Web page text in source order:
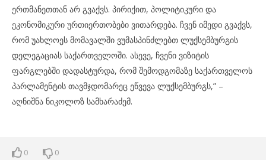
ერთმანეთთან არ გვაქვს. პირიქით, პოლიტიკური და
ეკონომიკური ურთიერთობები ვითარდება. ჩვენ იმედი გვაქვს,
რომ უახლოეს მომავალში ვუმასპინძლებთ ლუქსემბურგის
დელეგაციას საქართველოში. ასევე, ჩვენი ვიზიტის
ფარგლებში დადასტურდა, რომ შემოდგომაზე საქართველოს
პარლამენტის თავმჯდომარეც ეწვევა ლუქსემბურგს,” –
აღნიშნა ნიკოლოზ სამხარაძემ.
0 0